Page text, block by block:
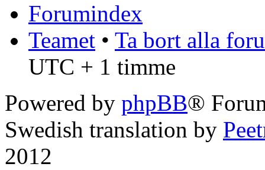
Forumindex
Teamet • Ta bort alla
UTC + 1 timme
Powered by phpBB®
Swedish translation by
2012